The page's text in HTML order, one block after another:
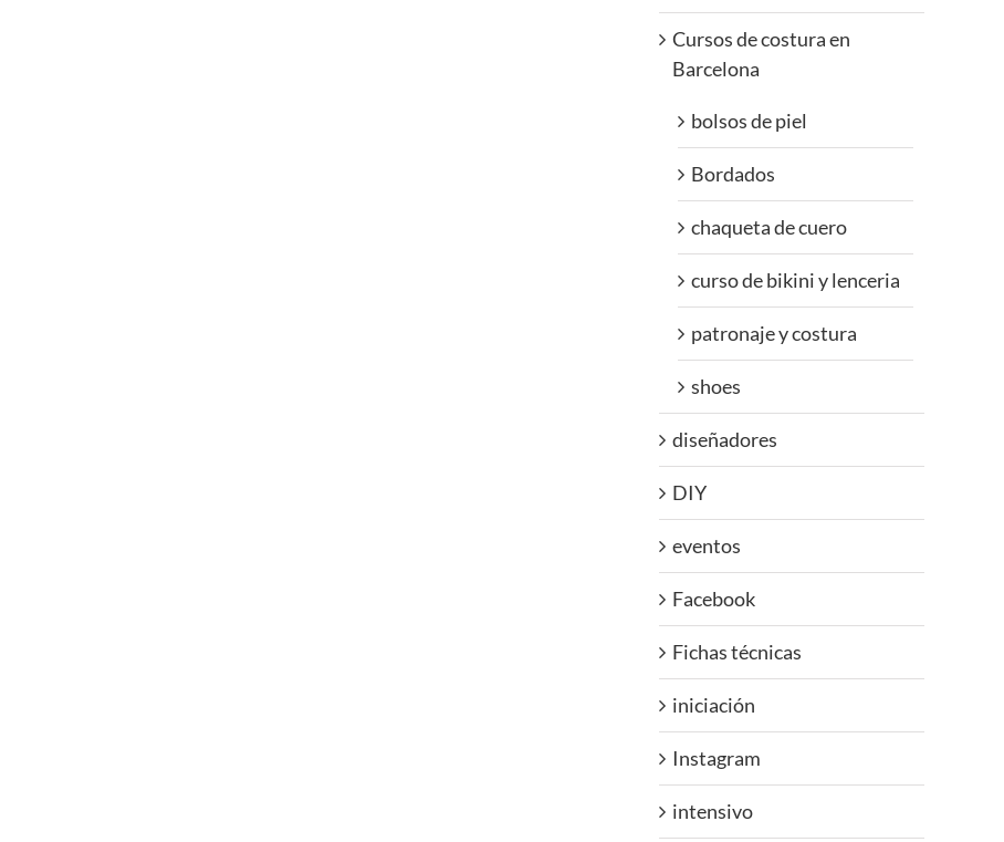
Cursos de costura en
Barcelona
bolsos de piel
Bordados
chaqueta de cuero
curso de bikini y lenceria
patronaje y costura
shoes
diseñadores
DIY
eventos
Facebook
Fichas técnicas
iniciación
Instagram
intensivo